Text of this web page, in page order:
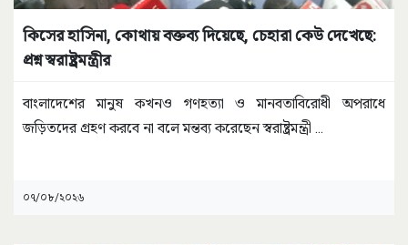
কিসের হাসিনা, কোথায় বক্তব্য দিয়েছে, চেহারা কেউ দেখেছে:
প্রশ্ন স্বরাষ্ট্রমন্ত্রীর
বাংলাদেশের মানুষ কখনও গণহত্যা ও মানবতাবিরোধী অপরাধে
জড়িতদের গ্রহণ করবে না বলে মন্তব্য করেছেন স্বরাষ্ট্রমন্ত্রী ...
০৭/০৮/২০২৬